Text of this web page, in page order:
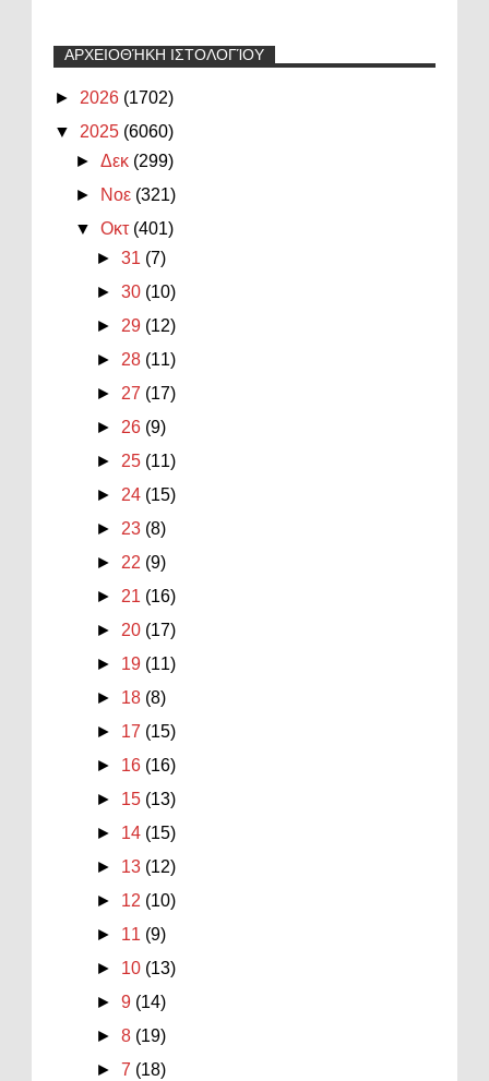
ΑΡΧΕΙΟΘΉΚΗ ΙΣΤΟΛΟΓΊΟΥ
► 2026 (1702)
▼ 2025 (6060)
►Δεκ (299)
►
Νοε (321)
▼Οκτ (401)
►31 (7)
►30 (10)
► 29 (12)
► 28 (11)
► 27 (17)
► 26 (9)
► 25 (11)
► 24 (15)
► 23 (8)
► 22 (9)
► 21 (16)
► 20 (17)
► 19 (11)
► 18 (8)
► 17 (15)
► 16 (16)
► 15 (13)
► 14 (15)
► 13 (12)
► 12 (10)
► 11 (9)
► 10 (13)
►9 (14)
►8 (19)
►7 (18)